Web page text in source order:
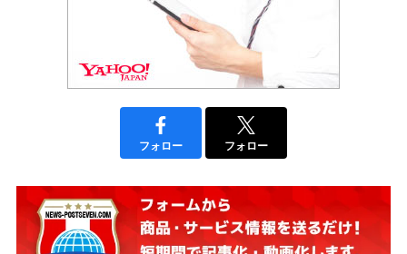
フォロー フォロー